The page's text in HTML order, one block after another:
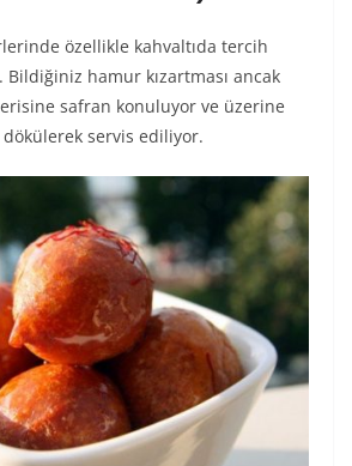
özellikle kahvaltıda tercih
hamur kızartması ancak
safran konuluyor ve üzerine
servis ediliyor.